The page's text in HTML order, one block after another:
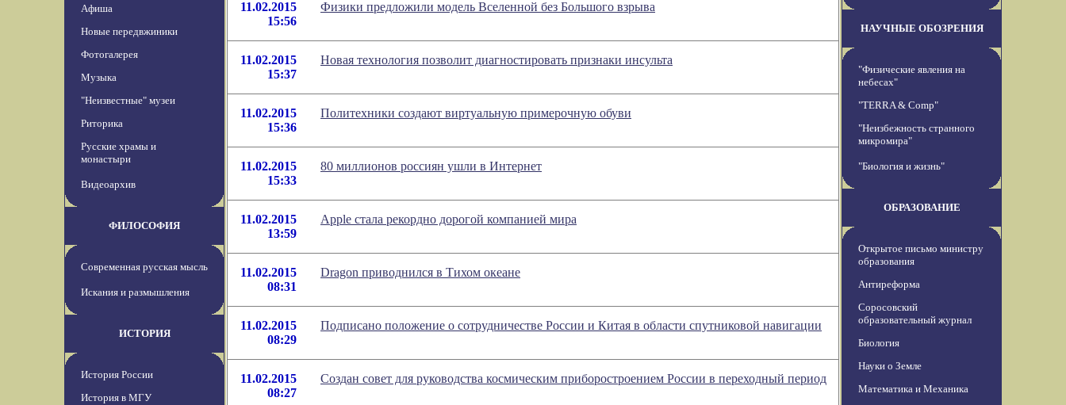
Афиша
Новые передвжиники
Фотогалерея
Музыка
"Неизвестные" музеи
Риторика
Русские храмы и
монастыри
Видеоархив
ФИЛОСОФИЯ
Современная русская мысль
Искания и размышления
ИСТОРИЯ
История России
История в МГУ
11.02.2015
15:56
Физики предложили модель Вселенной без Большого взрыва
11.02.2015
15:37
Новая технология позволит диагностировать признаки инсульта
11.02.2015
15:36
Политехники создают виртуальную примерочную обуви
11.02.2015
15:33
80 миллионов россиян ушли в Интернет
11.02.2015
13:59
Apple стала рекордно дорогой компанией мира
11.02.2015
08:31
Dragon приводнился в Тихом океане
11.02.2015
08:29
Подписано положение о сотрудничестве России и Китая в области спутниковой навигации
11.02.2015
08:27
Создан совет для руководства космическим приборостроением России в переходный период
НАУЧНЫЕ ОБОЗРЕНИЯ
"Физические явления на
небесах"
"TERRA & Comp"
"Неизбежность странного
микромира"
"Биология и жизнь"
ОБРАЗОВАНИЕ
Открытое письмо министру
образования
Антиреформа
Соросовский
образовательный журнал
Биология
Науки о Земле
Математика и Механика